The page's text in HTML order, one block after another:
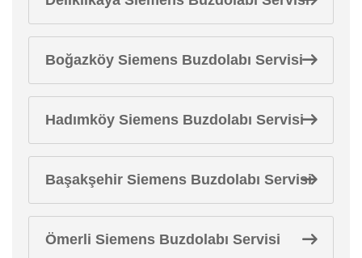
Boğazköy Siemens Buzdolabı Servisi
Hadımköy Siemens Buzdolabı Servisi
Başakşehir Siemens Buzdolabı Servisi
Ömerli Siemens Buzdolabı Servisi